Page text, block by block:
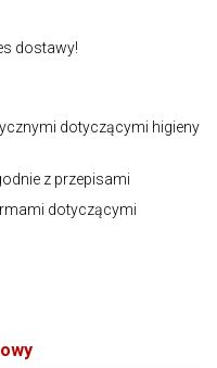
dostawy!
dotyczącymi higieny
z przepisami
dotyczącymi